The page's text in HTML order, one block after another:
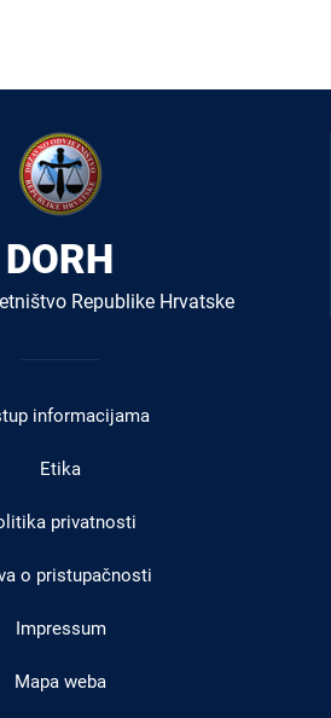
DORH
Republike Hrvatske
informacijama
Etika
privatnosti
o pristupačnosti
Impressum
Mapa weba